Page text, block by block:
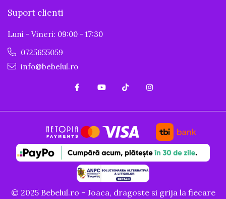
Suport clienti
Luni - Vineri: 09:00 - 17:30
0725655059
info@bebelul.ro
© 2025 Bebelul.ro – Joaca, dragoste si grija la fiecare